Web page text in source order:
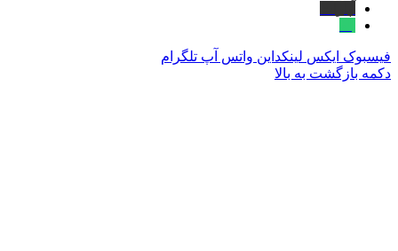
فیسبوک ایکس لینکداین واتس آپ تلگرام
دکمه بازگشت به بالا